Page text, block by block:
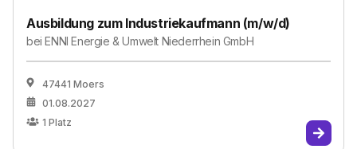
Ausbildung zum Industriekaufmann (m/w/d)
beiENNI Energie & Umwelt Niederrhein GmbH
47441 Moers
01.08.2027
1 Platz